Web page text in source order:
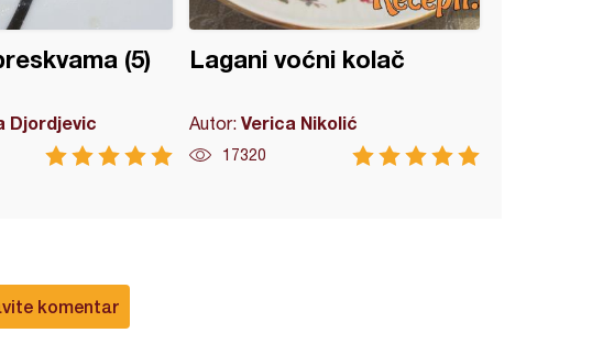
(5)
Djordjevic
Lagani voćni kolač
Autor:Verica Nikolić
17320
komentar